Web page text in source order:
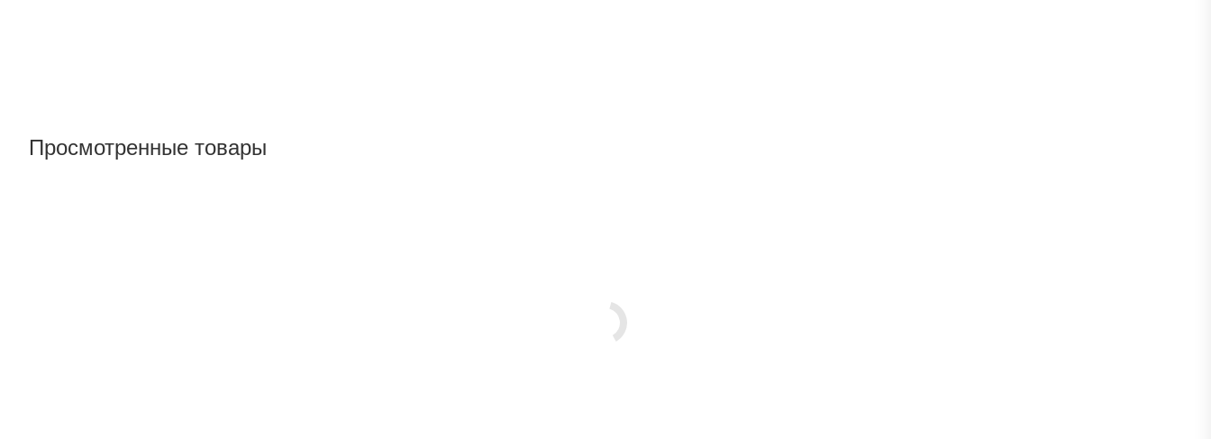
Просмотренные товары